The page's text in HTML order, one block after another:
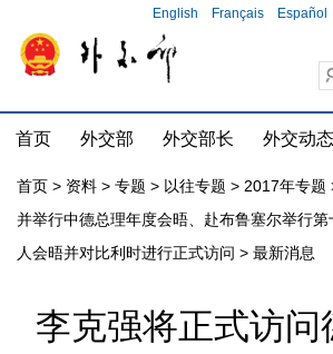
English Français Español
首页 外交部 外交部长 外交动态
首页 > 资料 > 专题 > 以往专题 > 2017年专题
并举行中德总理年度会晤、赴布鲁塞尔举行
人会晤并对比利时进行正式访问 > 最新消息
李克强将正式访问